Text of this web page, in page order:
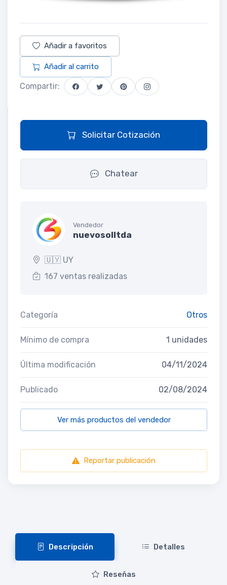
Añadir a favoritos
Añadir al carrito
Compartir:
Solicitar Cotización
Chatear
Vendedor
nuevosolltda
🇺🇾 UY
167 ventas realizadas
Categoría Otros
Mínimo de compra 1 unidades
Última modificación 04/11/2024
Publicado 02/08/2024
Ver más productos del vendedor
Reportar publicación
Descripción Detalles
Reseñas